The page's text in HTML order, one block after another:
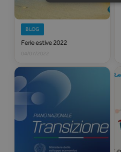
BLOG
Ferie estive 2022
04/07/2022